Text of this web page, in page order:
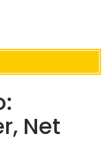
Net